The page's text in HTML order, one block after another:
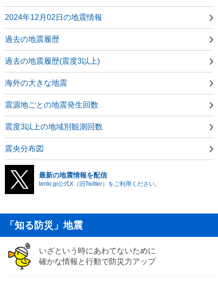
2024年12月02日の地震情報
過去の地震履歴
過去の地震履歴(震度3以上)
海外の大きな地震
震源地ごとの地震発生回数
震度3以上の地域別観測回数
震央分布図
最新の地震情報を配信
tenki.jp公式X（旧Twitter）をご利用ください。
「知る防災」地震
いざという時にあわてないために
確かな情報と行動で防災力アップ